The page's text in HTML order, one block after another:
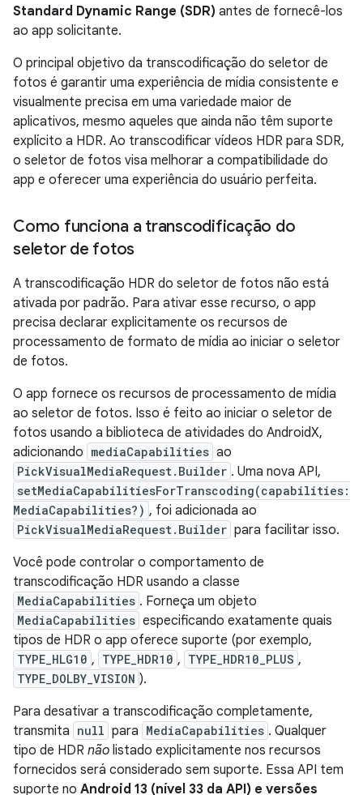
Standard Dynamic Range (SDR) antes de fornecê-los
ao app solicitante.
O principal objetivo da transcodificação do seletor de
fotos é garantir uma experiência de mídia consistente e
visualmente precisa em uma variedade maior de
aplicativos, mesmo aqueles que ainda não têm suporte
explícito a HDR. Ao transcodificar vídeos HDR para SDR,
o seletor de fotos visa melhorar a compatibilidade do
app e oferecer uma experiência do usuário perfeita.
Como funciona a transcodificação do
seletor de fotos
A transcodificação HDR do seletor de fotos não está
ativada por padrão. Para ativar esse recurso, o app
precisa declarar explicitamente os recursos de
processamento de formato de mídia ao iniciar o seletor
de fotos.
O app fornece os recursos de processamento de mídia
ao seletor de fotos. Isso é feito ao iniciar o seletor de
fotos usando a biblioteca de atividades do AndroidX,
adicionando mediaCapabilities ao
PickVisualMediaRequest.Builder . Uma nova API,
setMediaCapabilitiesForTranscoding(capabilities:
MediaCapabilities?) , foi adicionada ao
PickVisualMediaRequest.Builder para facilitar isso.
Você pode controlar o comportamento de
transcodificação HDR usando a classe
MediaCapabilities . Forneça um objeto
MediaCapabilities especificando exatamente quais
tipos de HDR o app oferece suporte (por exemplo,
TYPE_HLG10 , TYPE_HDR10 , TYPE_HDR10_PLUS ,
TYPE_DOLBY_VISION ).
Para desativar a transcodificação completamente,
transmita null para MediaCapabilities . Qualquer
tipo de HDR não listado explicitamente nos recursos
fornecidos será considerado sem suporte. Essa API tem
suporte no Android 13 (nível 33 da API) e versões